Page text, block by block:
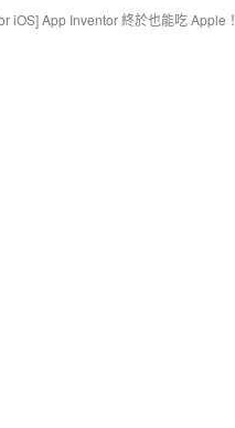
iOS] App Inventor 終於也能吃 Apple！